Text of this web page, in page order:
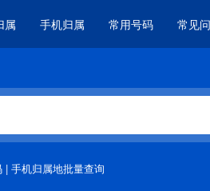
属 手机归属 常用号码 常见
| 手机归属地批量查询